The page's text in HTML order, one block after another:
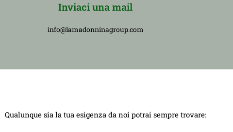
Inviaci una mail
info@lamadonninagroup.com
Qualunque sia la tua esigenza da noi potrai sempre trovare: